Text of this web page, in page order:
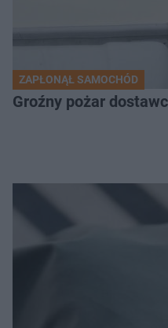
ZAPŁONĄŁ SAMOCHÓD
Groźny pożar